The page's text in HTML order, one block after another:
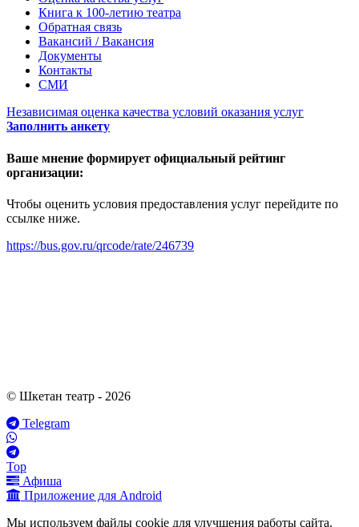
Книга к 100-летию театра
Обратная связь
Вакансий / Вакансия
Документы
Контакты
СМИ
Независимая оценка качества условий оказания услуг
Заполнить анкету
Ваше мнение формирует официальный рейтинг
организации:
Чтобы оценить условия предоставления услуг перейдите по
ссылке ниже.
https://bus.gov.ru/qrcode/rate/246739
© Шкетан театр - 2026
Telegram
Top
Афиша
Приложение для Android
Мы используем файлы cookie для улучшения работы сайта.